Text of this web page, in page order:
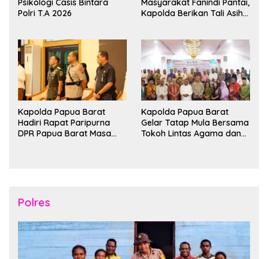
Psikologi Casis Bintara
Polri T.A 2026
Masyarakat Fanindi Pantai,
Kapolda Berikan Tali Asih
Kapolda Papua Barat
Hadiri Rapat Paripurna
DPR Papua Barat Masa
Kapolda Papua Barat
Gelar Tatap Mula Bersama
Tokoh Lintas Agama dan
Polres